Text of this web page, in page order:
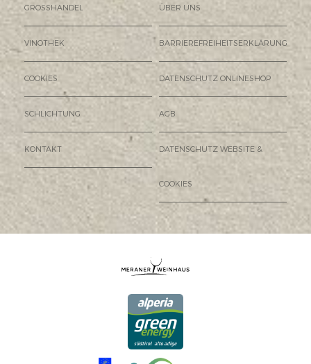
GROSSHANDEL ÜBER UNS
VINOTHEK BARRIEREFREIHEITSERKLÄRUNG
COOKIES DATENSCHUTZ ONLINESHOP
SCHLICHTUNG AGB
KONTAKT DATENSCHUTZ WEBSITE &
COOKIES